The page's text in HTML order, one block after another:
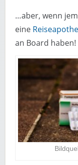
…aber, wenn
eine
an Board haben!